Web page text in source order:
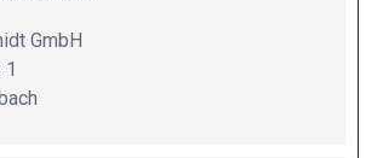
GmbH